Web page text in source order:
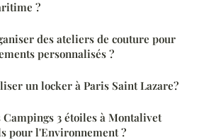
?
des ateliers de couture pour
personnalisés ?
un locker à Paris Saint Lazare?
3 étoiles à Montalivet
pour l'Environnement ?